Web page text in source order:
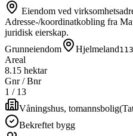
Eiendom ved
Adresse-/koordinatkobling fra
juridisk eierskap.
Grunneiendom
Hjelmeland
Areal
8.15 hektar
Gnr / Bnr
1 / 13
Våningshus, tomannsbolig(
Bekreftet bygg